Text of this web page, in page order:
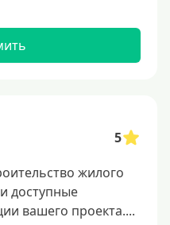
5
жилого
доступные
вашего проекта....